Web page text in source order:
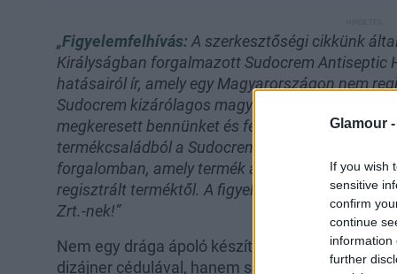
Glamour -
If you wish
sensitive
confirm
continue
information
further
„Figyelemfelhívás: A szerkesztőségi cikkünk
Királyságban forgalmazott Sudocrem Antiseptic
hatásairól ír, amely egy Magyarországon nem
Sudocrem kizárólagos magyarországi
megkeresett bennünket és felhívta
termékcsaládból a Sudocrem védőkrém érhető
forgalomban, amely termék azonban különbözik
regisztrált terméktől. A figyelemfelhívást ezúton
Zrt.-nek!”
Nem egy drága ápoló készítmény, sokat ígérő,
dizájner cédulával, hanem sokak